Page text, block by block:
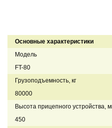
Основные характеристики
Модель
FT-80
Грузоподъемность, кг
80000
Высота прицепного устройства,
450